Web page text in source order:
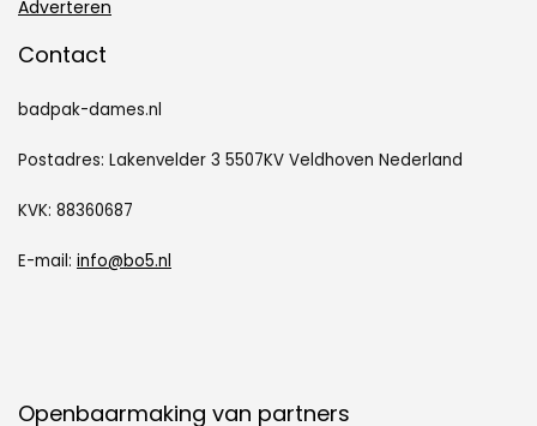
Adverteren
Contact
badpak-dames.nl
Postadres: Lakenvelder 3 5507KV Veldhoven Nederland
KVK: 88360687
E-mail: info@bo5.nl
Openbaarmaking van partners